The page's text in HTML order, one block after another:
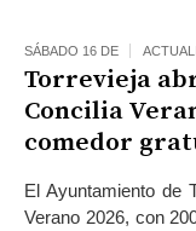
SÁBADO 16 DE
Torrevieja
Concilia
comedor
El Ayuntamiento de
Verano 2026, con